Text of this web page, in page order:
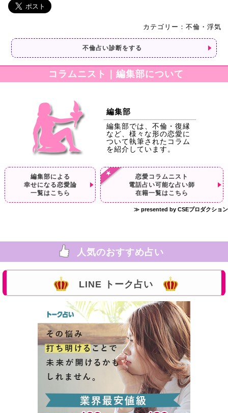
カテゴリー：不倫・浮気
不倫占い診断をする
コラムニスト｜編集部について
編集部
編集部では、不倫・復縁
など、様々な形の恋愛に
ついて執筆されたコラム
を紹介しています。
編集部による
幸せになる恋愛論
一覧はこちら
恋愛コラムニスト
電話占い可能な占い師
在籍一覧はこちら
≫ presented by CSEプロダクション
人気のおすすめ占い
LINE トーク占い